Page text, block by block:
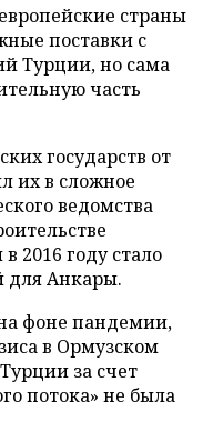
страны
поставки с
Турции, но сама
часть
государств от
их в сложное
ведомства
2016 году стало
для Анкары.
фоне пандемии,
в Ормузском
за счет
потока» не была